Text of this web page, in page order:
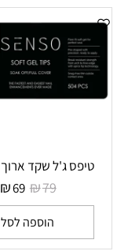
טיפס ג'ל שקד ארוך SENSO
₪79
₪69
הוספה לסל